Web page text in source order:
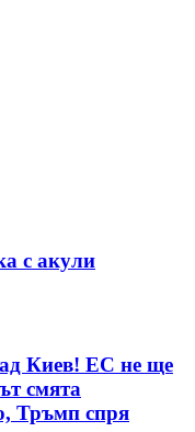
с акули
Киев! ЕС не ще
смята
Тръмп спря